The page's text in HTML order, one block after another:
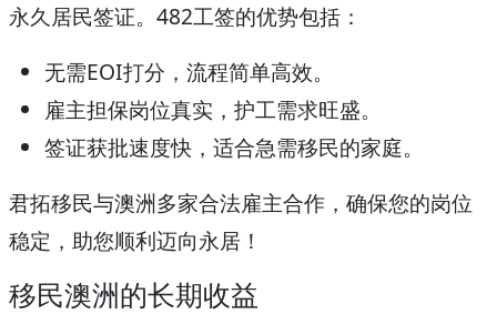
永久居民签证。482工签的优势包括：
无需EOI打分，流程简单高效。
雇主担保岗位真实，护工需求旺盛。
签证获批速度快，适合急需移民的家庭。
君拓移民与澳洲多家合法雇主合作，确保您的岗位
稳定，助您顺利迈向永居！
移民澳洲的长期收益